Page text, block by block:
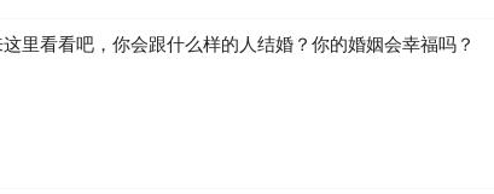
里看看吧，你会跟什么样的人结婚？你的婚姻会幸福吗？